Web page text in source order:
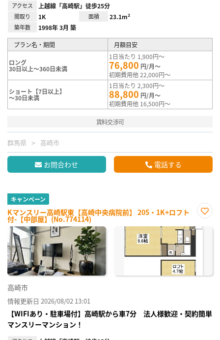
アクセス 上越線「高崎駅」徒歩25分
間取り 1K 面積 23.1m²
築年数 1998年 3月 築
プラン名・期間 月額目安
ロング
30日以上～360日未満
1日当たり 1,900円～
76,800 円/月～
初期費用他 22,000円～
ショート【7日以上】
～30日未満
1日当たり 2,300円～
88,800 円/月～
初期費用他 16,500円～
賃料交渉可
群馬県 高崎市
お問合わせ 電話する
キャンペーン
Kマンスリー高崎駅東【高崎中央病院前】 205・1K+ロフト
付-【中部屋】(No.774114)
に入
高崎市
情報更新日 2026/08/02 13:01
【WIFIあり・駐車場付】高崎駅から車7分 法人様歓迎・契約簡単
マンスリーマンション！